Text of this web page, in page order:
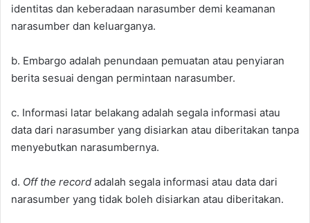
identitas dan keberadaan narasumber demi keamanan
narasumber dan keluarganya.
b. Embargo adalah penundaan pemuatan atau penyiaran
berita sesuai dengan permintaan narasumber.
c. Informasi latar belakang adalah segala informasi atau
data dari narasumber yang disiarkan atau diberitakan tanpa
menyebutkan narasumbernya.
d. Off the record adalah segala informasi atau data dari
narasumber yang tidak boleh disiarkan atau diberitakan.